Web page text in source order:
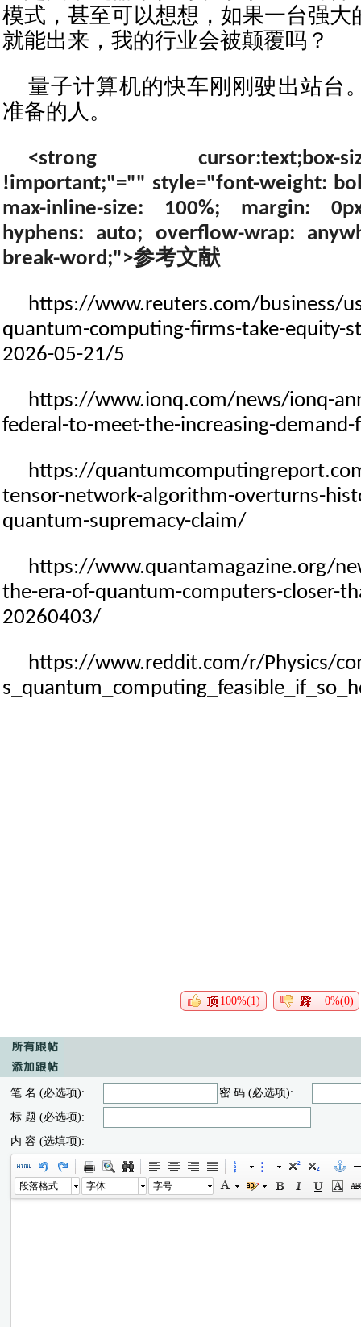
模式，甚至可以想想，如果一台强大
就能出来，我的行业会被颠覆吗？
量子计算机的快车刚刚驶出站台
准备的人。
<strong cursor:text;box-
!important;"="" style="font-weight:
max-inline-size: 100%; margin:
hyphens: auto; overflow-wrap:
break-word;">参考文献
https://www.reuters.com/business/
quantum-computing-firms-take-equity-
2026-05-21/5
https://www.ionq.com/news/ionq-
federal-to-meet-the-increasing-
https://
tensor-network-algorithm-overturns-
quantum-supremacy-claim/
https://www.quantamagazine.org/
the-era-of-quantum-computers-closer-
20260403/
https://www.reddit.com/r/Physics/
100%(1) 0%(0)
笔 名 (必选项):
密 码 (必选项):
标 题 (必选项):
内 容 (选填项):
段落格式 字体 字号